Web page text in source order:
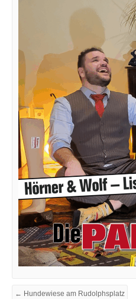
← Hundewiese am Rudolphsplatz